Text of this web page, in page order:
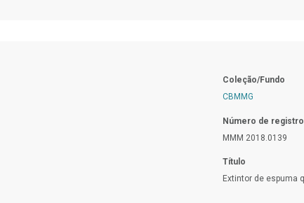
Coleção/Fundo
CBMMG
Número de registro
MMM 2018.0139
Título
Extintor de espuma